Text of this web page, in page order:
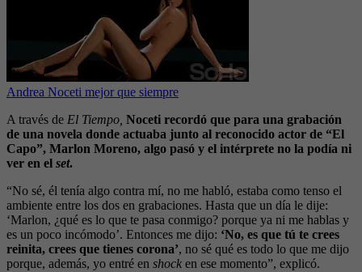
Andrea Noceti mejor que siempre
A través de El Tiempo, Noceti recordó que para una grabación
de una novela donde actuaba junto al reconocido actor de “El
Capo”, Marlon Moreno, algo pasó y el intérprete no la podía ni
ver en el set.
“No sé, él tenía algo contra mí, no me habló, estaba como tenso el
ambiente entre los dos en grabaciones. Hasta que un día le dije:
‘Marlon, ¿qué es lo que te pasa conmigo? porque ya ni me hablas y
es un poco incómodo’. Entonces me dijo: ‘No, es que tú te crees
reinita, crees que tienes corona’, no sé qué es todo lo que me dijo
porque, además, yo entré en shock en ese momento”, explicó.